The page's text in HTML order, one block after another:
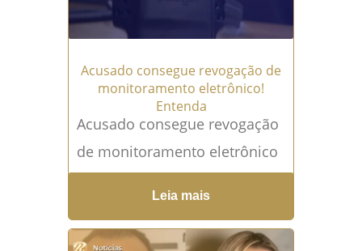
Acusado consegue revogação de
monitoramento eletrônico!
Entenda
Acusado consegue revogação
de monitoramento eletrônico
em medida protetiva A
revogação de monitoramento
eletrônico pode mudar
Leia mais